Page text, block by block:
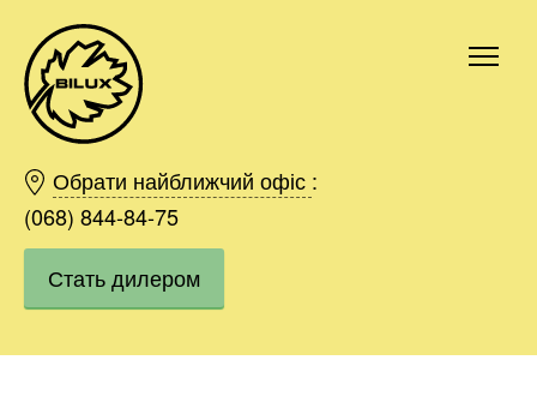
Обрати найближчий офіс :
(068) 844-84-75
Стать дилером
Киев
Харьков
Одесса
Днепр
Ивано-Франковск
Область